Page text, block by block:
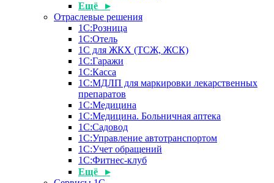
Ещё ▸
Отраслевые решения
1С:Розница
1С:Отель
1С для ЖКХ (ТСЖ, ЖСК)
1С:Гаражи
1С:Касса
1С:МДЛП для маркировки лекарственных
препаратов
1С:Медицина
1С:Медицина. Больничная аптека
1С:Садовод
1С:Управление автотранспортом
1С:Учет обращений
1С:Фитнес-клуб
Ещё ▸